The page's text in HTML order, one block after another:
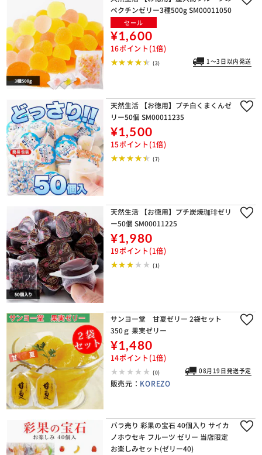
ペクチンゼリー3種500g SM00011050
セール
¥1,600
16ポイント(1倍)
(3) 1～3日以内発送
天然生活 【お徳用】プチ白くまくんゼ
リー50個 SM00011235
¥1,500
15ポイント(1倍)
(7)
天然生活 【お徳用】プチ炭焼珈琲ゼリ
ー50個 SM00011225
¥1,980
19ポイント(1倍)
(1)
サンヨー堂 甘夏ゼリー 2袋セット
350ｇ 果実ゼリー
¥1,480
14ポイント(1倍)
(0) 08月19日発送予定
販売元： KOREZO
バラ売り 彩果の宝石 40個入り サイカ
ノホウセキ フルーツ ゼリー 当店限定
お楽しみセット(ゼリー40)